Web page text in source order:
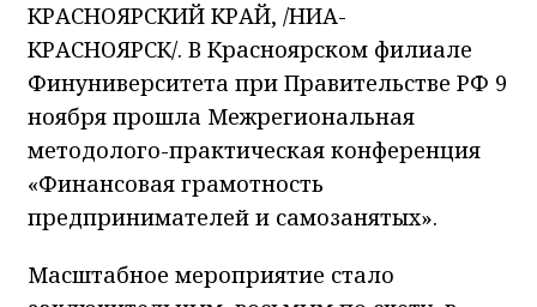
КРАСНОЯРСКИЙ КРАЙ, /НИА-
КРАСНОЯРСК/. В Красноярском филиале
Финуниверситета при Правительстве РФ 9
ноября прошла Межрегиональная
методолого-практическая конференция
«Финансовая грамотность
предпринимателей и самозанятых».
Масштабное мероприятие стало